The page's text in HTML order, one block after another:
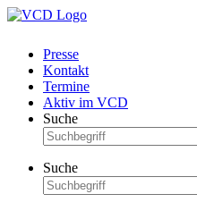
Presse
Kontakt
Termine
Aktiv im VCD
Suche
Suche